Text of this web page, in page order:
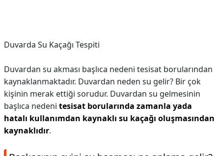
Duvarda Su Kaçağı Tespiti
Duvardan su akması başlıca nedeni tesisat borularından
kaynaklanmaktadır. Duvardan neden su gelir? Bir çok
kişinin merak ettiği sorudur. Duvardan su gelmesinin
başlıca nedeni tesisat borularında zamanla yada
hatalı kullanımdan kaynaklı su kaçağı oluşmasından
kaynaklıdır.